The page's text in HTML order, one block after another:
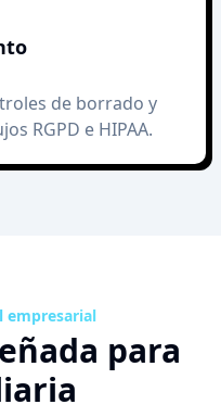
de borrado y
RGPD e HIPAA.
empresarial
para